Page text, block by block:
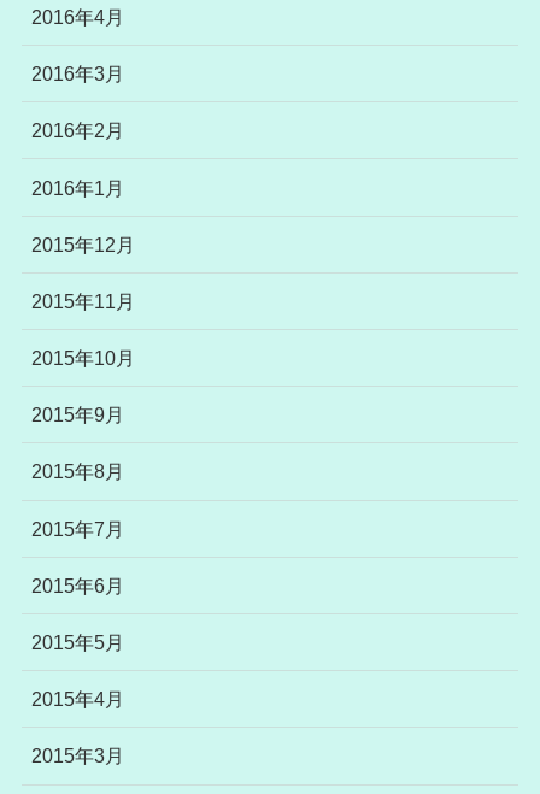
2016年4月
2016年3月
2016年2月
2016年1月
2015年12月
2015年11月
2015年10月
2015年9月
2015年8月
2015年7月
2015年6月
2015年5月
2015年4月
2015年3月